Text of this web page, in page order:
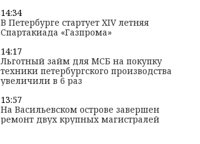
14:34
В Петербурге стартует XIV летняя
Спартакиада «Газпрома»
14:17
Льготный займ для МСБ на покупку
техники петербургского производства
увеличили в 6 раз
13:57
На Васильевском острове завершен
ремонт двух крупных магистралей